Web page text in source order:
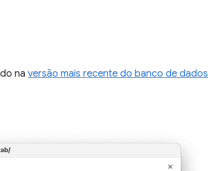
na versão mais recente do banco de dados